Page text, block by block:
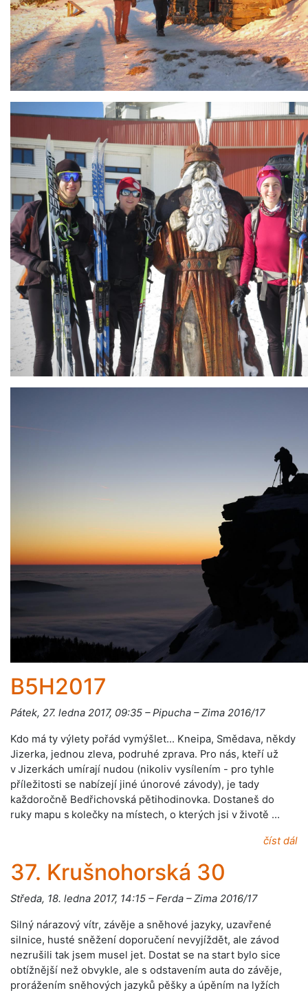
B5H2017
Pátek, 27. ledna 2017, 09:35 – Pipucha – Zima 2016/17
Kdo má ty výlety pořád vymýšlet... Kneipa, Smědava, někdy
Jizerka, jednou zleva, podruhé zprava. Pro nás, kteří už
v Jizerkách umírají nudou (nikoliv vysílením - pro tyhle
příležitosti se nabízejí jiné únorové závody), je tady
každoročně Bedřichovská pětihodinovka. Dostaneš do
ruky mapu s kolečky na místech, o kterých jsi v životě …
číst dál
37. Krušnohorská 30
Středa, 18. ledna 2017, 14:15 – Ferda – Zima 2016/17
Silný nárazový vítr, závěje a sněhové jazyky, uzavřené
silnice, husté sněžení doporučení nevyjíždět, ale závod
nezrušili tak jsem musel jet. Dostat se na start bylo sice
obtížnější než obvykle, ale s odstavením auta do závěje,
prorážením sněhových jazyků pěšky a úpěním na lyžích